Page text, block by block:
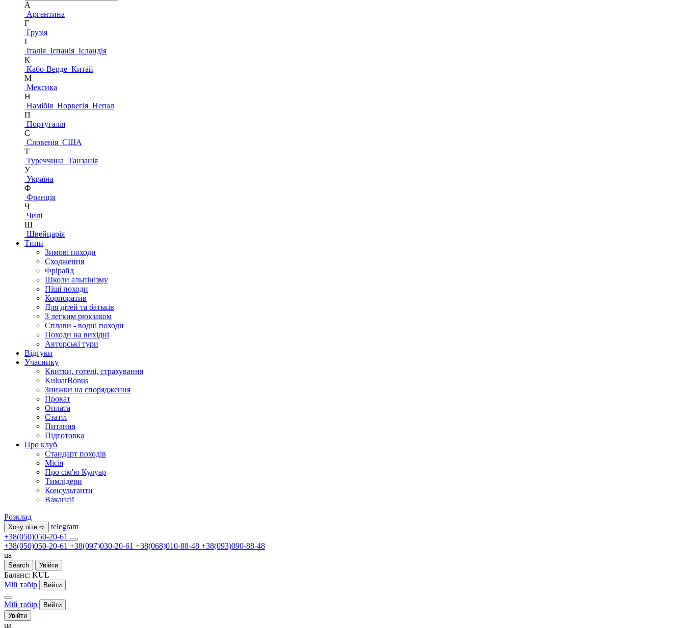
А
Аргентина
Г
Грузія
І
Італія Іспанія Ісландія
К
Кабо-Верде Китай
М
Мексика
Н
Намібія Норвегія Непал
П
Португалія
С
Словенія США
Т
Туреччина Танзанія
У
Україна
Ф
Франція
Ч
Чилі
Ш
Швейцарія
Типи
Зимові походи
Сходження
Фрірайд
Школи альпінізму
Піші походи
Корпоратив
Для дітей та батьків
З легким рюкзаком
Сплави - водні походи
Походи на вихідні
Авторські тури
Відгуки
Учаснику
Квитки, готелі, страхування
KuluarBonus
Знижки на спорядження
Прокат
Оплата
Статті
Питання
Підготовка
Про клуб
Стандарт походів
Місія
Про сім'ю Кулуар
Тимлідери
Консультанти
Вакансії
Розклад
Хочу піти ➪
telegram
+38(050)050-20-61
+38(050)050-20-61 +38(097)030-20-61 +38(068)010-88-48 +38(093)090-88-48
ua
Search Увійти
Баланс: KUL
Мій табір
Вийти
Мій табір
Вийти
Увійти
ua